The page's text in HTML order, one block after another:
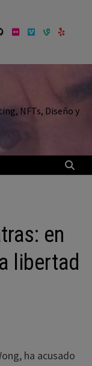
NFTs, Diseño y
en
libertad
ha acusado